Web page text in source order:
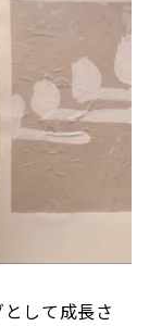
して成長さ